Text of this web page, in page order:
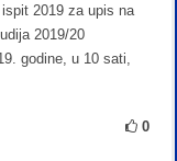
2019 za upis na
2019/20
godine, u 10 sati,
0